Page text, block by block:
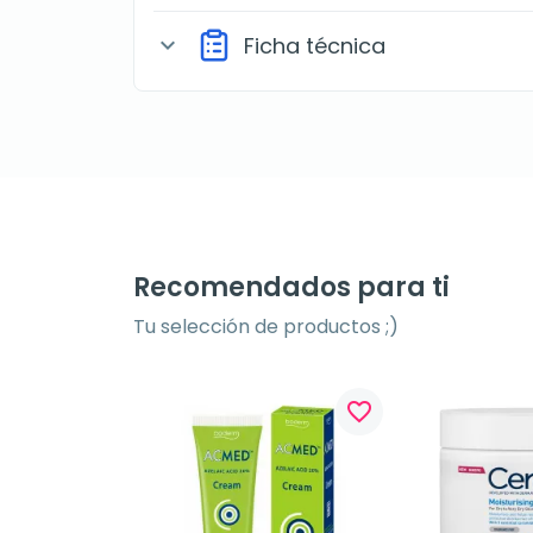
expand_more Ficha técnica
Recomendados para ti
Tu selección de productos ;)
favorite_border